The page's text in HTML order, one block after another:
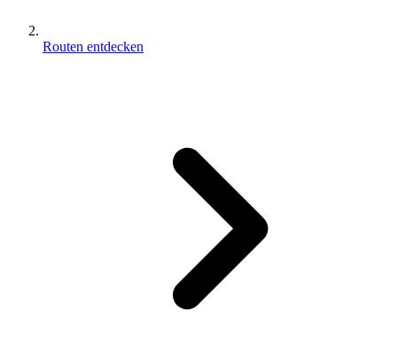
Routen entdecken